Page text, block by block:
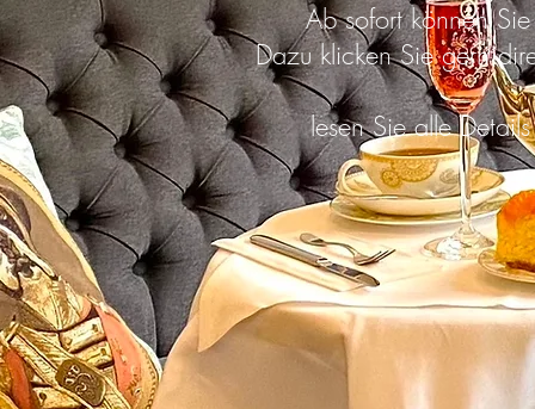
Ab sofort können
Dazu klicken Sie gern
lesen Sie alle